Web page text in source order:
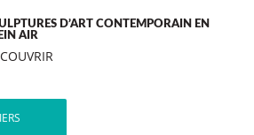
D’ART CONTEMPORAIN EN
AIR